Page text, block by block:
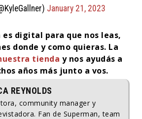
January 21, 2023
es digital para que nos leas,
donde y como quieras. La
tienda y nos ayudás a
años más junto a vos.
REYNOLDS
community manager y
Fan de Superman, team